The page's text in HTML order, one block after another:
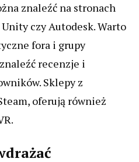
znaleźć na stronach
czy Autodesk. Warto
fora i grupy
recenzje i
Sklepy z
oferują również